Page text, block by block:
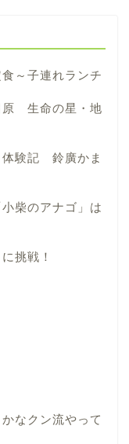
～子連れランチ
原 生命の星・地
体験記 鈴廣かま
柴のアナゴ」は
挑戦！
なクン流やって